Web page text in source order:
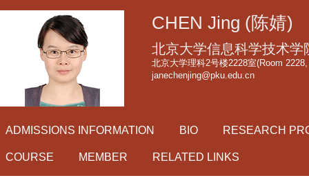
转
到
页
要
CHEN Jing (陈婧)
北京大学信息科学技术学
北京大学理科2号楼2228室(Room
janechenjing@pku.edu.cn
ADMISSIONS INFORMATION BIO RESEARCH
COURSE MEMBER RELATED LINKS